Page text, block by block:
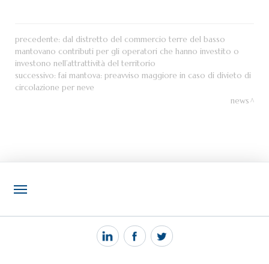
precedente: dal distretto del commercio terre del basso
mantovano contributi per gli operatori che hanno investito o
investono nell’attrattività del territorio
successivo: fai mantova: preavviso maggiore in caso di divieto di
circolazione per neve
news
NOTIZIE
PEC MANTOVA MAIL